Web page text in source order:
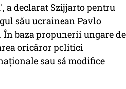
', a declarat Szijjarto pentru
său ucrainean Pavlo
baza propunerii ungare de
oricăror politici
sau să modifice